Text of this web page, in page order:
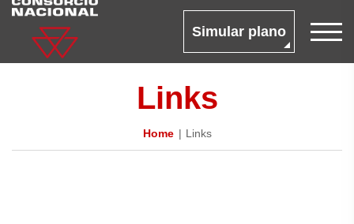
Simular plano
Links
Home Links